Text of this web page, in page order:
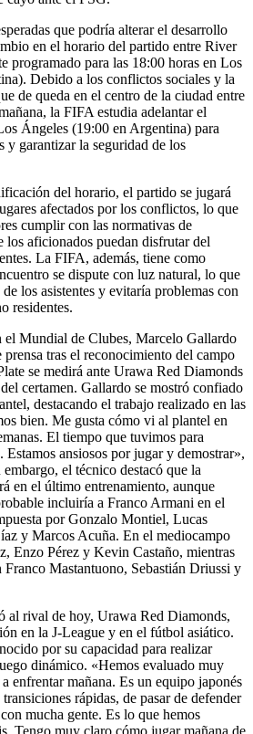
que podría alterar el desarrollo
en el horario del partido entre River
programado para las 18:00 horas en Los
Debido a los conflictos sociales y la
de queda en el centro de la ciudad entre
la FIFA estudia adelantar el
Ángeles (19:00 en Argentina) para
y garantizar la seguridad de los
del horario, el partido se jugará
afectados por los conflictos, lo que
cumplir con las normativas de
los aficionados puedan disfrutar del
La FIFA, además, tiene como
se dispute con luz natural, lo que
los asistentes y evitaría problemas con
residentes.
el Mundial de Clubes, Marcelo Gallardo
tras el reconocimiento del campo
se medirá ante Urawa Red Diamonds
certamen. Gallardo se mostró confiado
destacando el trabajo realizado en las
bien. Me gusta cómo vi al plantel en
El tiempo que tuvimos para
Estamos ansiosos por jugar y demostrar»,
el técnico destacó que la
en el último entrenamiento, aunque
incluiría a Franco Armani en el
por Gonzalo Montiel, Lucas
y Marcos Acuña. En el mediocampo
Enzo Pérez y Kevin Castaño, mientras
Franco Mastantuono, Sebastián Driussi y
al rival de hoy, Urawa Red Diamonds,
en la J-League y en el fútbol asiático.
por su capacidad para realizar
dinámico. «Hemos evaluado muy
enfrentar mañana. Es un equipo japonés
rápidas, de pasar de defender
mucha gente. Es lo que hemos
Tengo muy claro cómo jugar mañana de